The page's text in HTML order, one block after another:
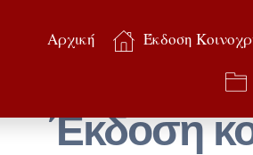
Αρχική Έκδοση
Έκδοση